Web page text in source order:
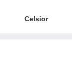
Celsior